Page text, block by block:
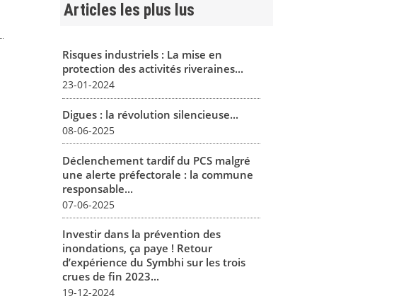
Articles les plus lus
Risques industriels : La mise en
protection des activités riveraines...
23-01-2024
Digues : la révolution silencieuse...
08-06-2025
Déclenchement tardif du PCS malgré
une alerte préfectorale : la commune
responsable...
07-06-2025
Investir dans la prévention des
inondations, ça paye ! Retour
d’expérience du Symbhi sur les trois
crues de fin 2023...
19-12-2024